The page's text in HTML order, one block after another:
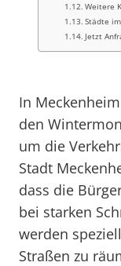
Weitere
Städte
Jetzt
In
den
um die
Stadt
dass die
bei starken
werden
Straßen zu